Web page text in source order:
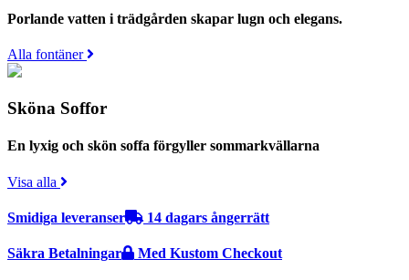
Porlande vatten i trädgården skapar lugn och elegans.
Alla fontäner
Sköna Soffor
En lyxig och skön soffa förgyller sommarkvällarna
Visa alla
Smidiga leveranser 14 dagars ångerrätt
Säkra Betalningar Med Kustom Checkout